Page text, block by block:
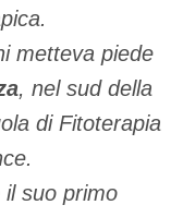
metteva piede
, nel sud della
di Fitoterapia
il suo primo